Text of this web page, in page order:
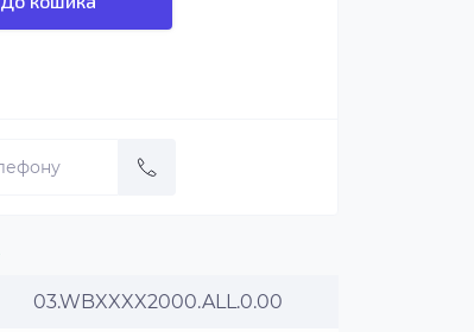
03.WBXXXX2000.ALL.0.00